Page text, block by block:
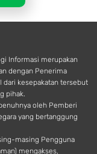
Informasi merupakan
dengan Penerima
dari kesepakatan tersebut
pihak.
oleh Pemberi
yang bertanggung
masing Pengguna
mengakses,